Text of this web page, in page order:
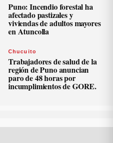
Puno: Incendio forestal ha
afectado pastizales y
viviendas de adultos mayores
en Atuncolla
Chucuito
Trabajadores de salud de la
región de Puno anuncian
paro de 48 horas por
incumplimientos de GORE.